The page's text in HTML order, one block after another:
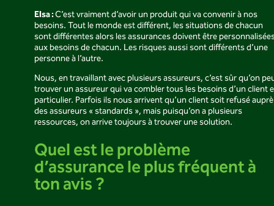
Elsa :C’est vraiment d’avoir un produit qui va convenir à nos
besoins. Tout le monde est différent, les situations de chacun
sont différentes alors les assurances doivent être
aux besoins de chacun. Les risques aussi sont différents d’une
personne à l’autre.
Nous, en travaillant avec plusieurs assureurs, c’est sûr qu’on
trouver un assureur qui va combler tous les besoins d’un client
particulier. Parfois ils nous arrivent qu’un client soit refusé
des assureurs « standards », mais puisqu’on a plusieurs
ressources, on arrive toujours à trouver une solution.
Quel est le problème
d’assurance le plus fréquent à
ton avis ?